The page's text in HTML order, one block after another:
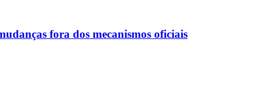
fora dos mecanismos oficiais